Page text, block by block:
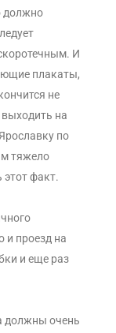
должно
И
плакаты,
не
выходить на
по
тяжело
этот факт.
и проезд на
и еще раз
должны очень